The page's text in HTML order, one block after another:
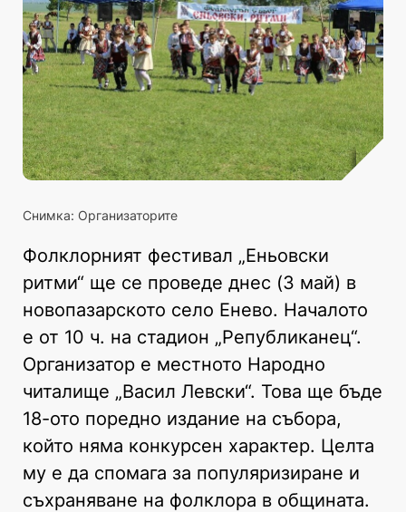
Снимка: Организаторите
Фолклорният фестивал „Еньовски
ритми“ ще се проведе днес (3 май) в
новопазарското село Енево. Началото
е от 10 ч. на стадион „Републиканец“.
Организатор е местното Народно
читалище „Васил Левски“. Това ще бъде
18-ото поредно издание на събора,
който няма конкурсен характер. Целта
му е да спомага за популяризиране и
съхраняване на фолклора в общината.